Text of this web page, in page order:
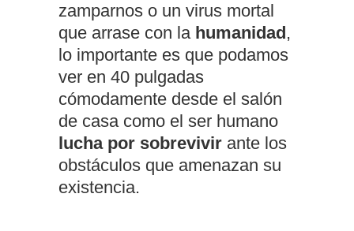
zamparnos o un virus mortal
que arrase con la humanidad ,
lo importante es que podamos
ver en 40 pulgadas
cómodamente desde el salón
de casa como el ser humano
lucha por sobrevivir ante los
obstáculos que amenazan su
existencia.